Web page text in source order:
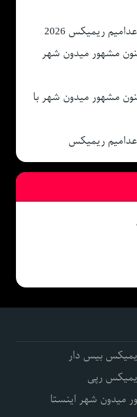
ریمیکس 2026
مشهور میدون شهر
مشهور میدون شهر با
ریمیکس
بیس دار
رپی
میدون شهر اینستا